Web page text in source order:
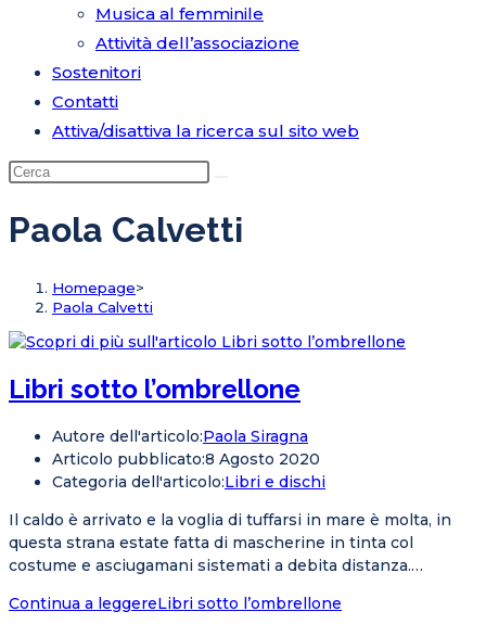
Musica al femminile
Attività dell’associazione
Sostenitori
Contatti
Attiva/disattiva la ricerca sul sito web
Paola Calvetti
Homepage>
Paola Calvetti
Libri sotto l’ombrellone
Autore dell'articolo:Paola Siragna
Articolo pubblicato:8 Agosto 2020
Categoria dell'articolo:Libri e dischi
Il caldo è arrivato e la voglia di tuffarsi in mare è molta, in
questa strana estate fatta di mascherine in tinta col
costume e asciugamani sistemati a debita distanza.…
Continua a leggereLibri sotto l’ombrellone